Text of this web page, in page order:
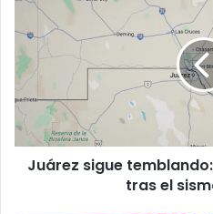
sigue
temblando:
registran
dos
réplicas
tras
el
sismo
Juárez sigue
tras el